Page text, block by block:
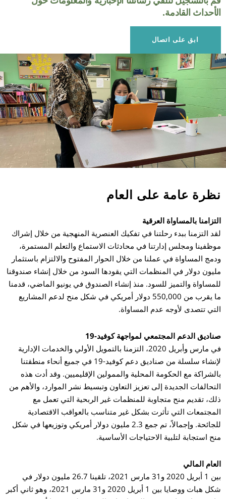
عامة على العام
بالمساواة العرقية
التزمنا ببدء رحلتنا في تفكيك العنصرية المنهجية من خلال إشراك
ومجلس إدارتنا في محادثات الاستماع والتعلم المستمرة،
المساواة في عملنا من خلال الحوار المفتوح والالتزام باستثمار
دولار في المنظمات التي يقودها السود من خلال إنشاء صندوقنا
والتميز للسود. منذ إنشاء الصندوق في يونيو الماضي، قدمنا
ما يقرب من 550,000 دولار أمريكي في شكل منح لدعم المشاريع
تتصدى لأوجه عدم المساواة.
الدعم المجتمعي لمواجهة كوفيد-19
في مارس وأبريل 2020، التزمنا بالتمويل الأولي والخدمات الإدارية
لإنشاء سلسلة من صناديق دعم كوفيد-19 في جميع أنحاء منطقتنا
مع الحكومة المحلية والممولين الإقليميين. وقد أدت هذه
الجديدة إلى تعزيز التعاون وتبسيط نشر الموارد، والأهم من
تقديم منح متجاوبة للمنظمات غير الربحية التي تعمل مع
التي تأثرت بشكل غير متناسب بالعواقب الاقتصادية
للجائحة. وإجمالاً، تم جمع 2.3 مليون دولار أمريكي وتوزيعها في شكل
استجابة لتلبية الاحتياجات الأساسية.
المالي
بين 1 أبريل 2020 و31 مارس 2021، تلقينا 26.7 مليون دولار في
شكل هبات ووصايا بين 1 أبريل 2020 و31 مارس 2021، وهو ثاني أكبر
القادمة.
ابق على اتصال